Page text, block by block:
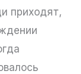
приходят,